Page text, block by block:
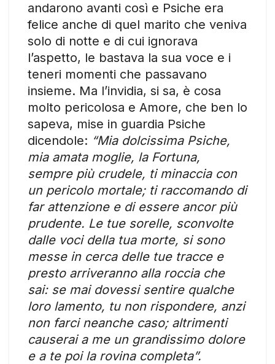
andarono avanti così e Psiche era
felice anche di quel marito che veniva
solo di notte e di cui ignorava
l’aspetto, le bastava la sua voce e i
teneri momenti che passavano
insieme. Ma l’invidia, si sa, è cosa
molto pericolosa e Amore, che ben lo
sapeva, mise in guardia Psiche
dicendole: “Mia dolcissima Psiche,
mia amata moglie, la Fortuna,
sempre più crudele, ti minaccia con
un pericolo mortale; ti raccomando di
far attenzione e di essere ancor più
prudente. Le tue sorelle, sconvolte
dalle voci della tua morte, si sono
messe in cerca delle tue tracce e
presto arriveranno alla roccia che
sai: se mai dovessi sentire qualche
loro lamento, tu non rispondere, anzi
non farci neanche caso; altrimenti
causerai a me un grandissimo dolore
e a te poi la rovina completa”.